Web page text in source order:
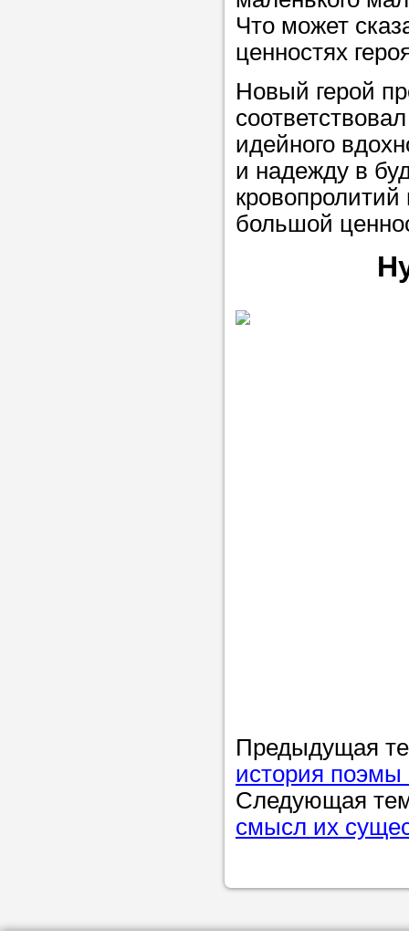
Что может
ценностях
Новый герой
идейного
и надежду в
большой
Предыдущая
история поэмы
Следующая
смысл их